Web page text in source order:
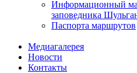
Информационный
заповедника
Паспорта маршрутов
Медиагалерея
Новости
Контакты